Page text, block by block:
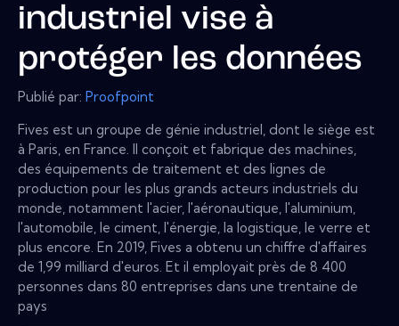
industriel vise à
protéger les données
Publié par: Proofpoint
Fives est un groupe de génie industriel, dont le siège est
à Paris, en France. Il conçoit et fabrique des machines,
des équipements de traitement et des lignes de
production pour les plus grands acteurs industriels du
monde, notamment l'acier, l'aéronautique, l'aluminium,
l'automobile, le ciment, l'énergie, la logistique, le verre et
plus encore. En 2019, Fives a obtenu un chiffre d'affaires
de 1,99 milliard d'euros. Et il employait près de 8 400
personnes dans 80 entreprises dans une trentaine de
pays